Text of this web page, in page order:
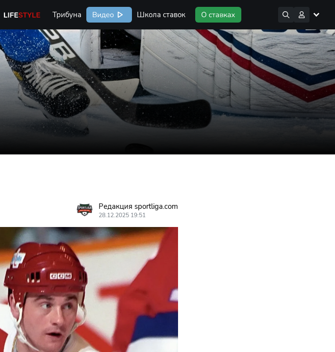
Life Style Трибуна Видео Школа ставок
Редакция sportliga.com
28.12.2025 19:51